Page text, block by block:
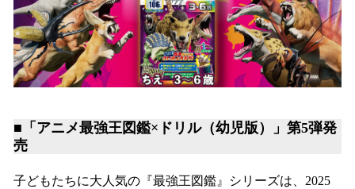
■「アニメ最強王図鑑×ドリル（幼児版）」第5弾発
売
子どもたちに大人気の『最強王図鑑』シリーズは、2025